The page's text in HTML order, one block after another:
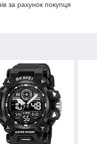
за рахунок покупця